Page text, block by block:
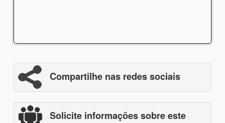
Compartilhe nas redes sociais
Solicite informações sobre este